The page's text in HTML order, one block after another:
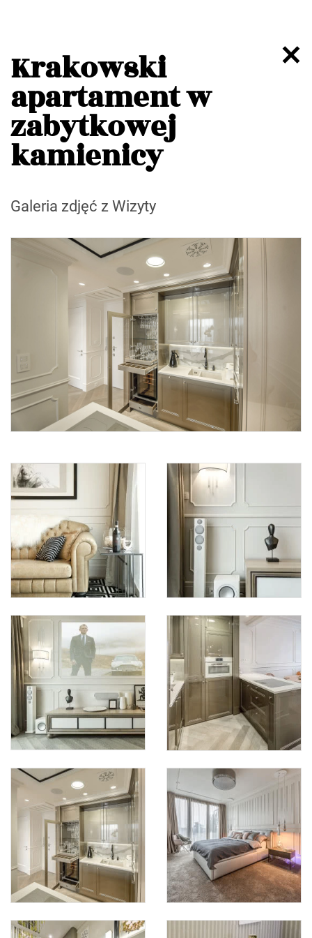
Krakowski
apartament w
zabytkowej
kamienicy
Galeria zdjęć z Wizyty